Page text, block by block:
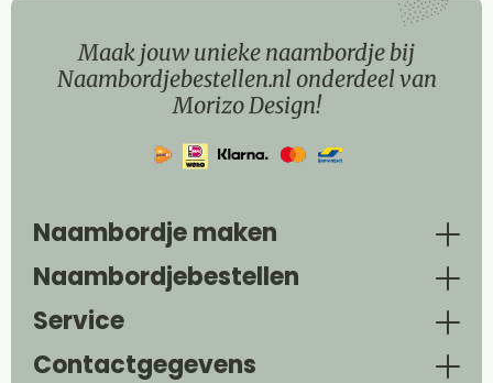
Maak jouw unieke naambordje bij
Naambordjebestellen.nl onderdeel van
Morizo Design!
Naambordje maken
Naambordjebestellen
Service
Contactgegevens